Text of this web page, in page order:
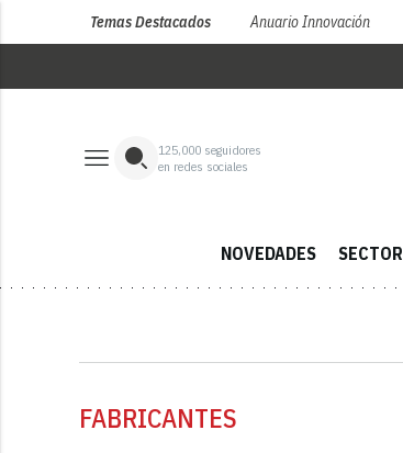
Temas Destacados Anuario Innovación
125,000 seguidores
en redes sociales
NOVEDADES SECTOR
FABRICANTES